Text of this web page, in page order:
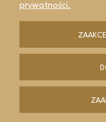
prywatności.